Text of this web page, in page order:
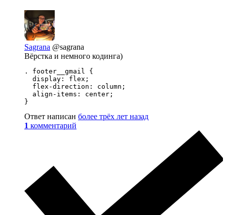
Sagrana @sagrana
Вёрстка и немного кодинга)
. footer__gmail {
  display: flex;
  flex-direction: column;
  align-items: center;
}
Ответ написан более трёх лет назад
1 комментарий